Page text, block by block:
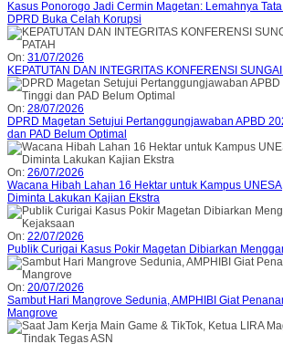
Kasus Ponorogo Jadi Cermin Magetan: Lemahnya
DPRD Buka Celah Korupsi
On: 31/07/2026
KEPATUTAN DAN INTEGRITAS KONFERENSI
On: 28/07/2026
DPRD Magetan Setujui Pertanggungjawaban APBD
dan PAD Belum Optimal
On: 26/07/2026
Wacana Hibah Lahan 16 Hektar untuk Kampus
Diminta Lakukan Kajian Ekstra
On: 22/07/2026
Publik Curigai Kasus Pokir Magetan Dibiarkan
On: 20/07/2026
Sambut Hari Mangrove Sedunia, AMPHIBI Giat
Mangrove